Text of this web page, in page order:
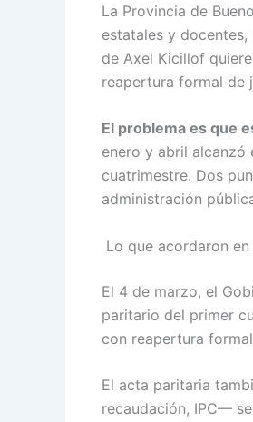
La Provincia de
estatales y
de Axel Kicillof
reapertura formal de
El problema es que
enero y abril alcanzó
cuatrimestre. Dos
administración
Lo que acordaron
El 4 de marzo, el
paritario del primer
con reapertura
El acta paritaria
recaudación, IPC—